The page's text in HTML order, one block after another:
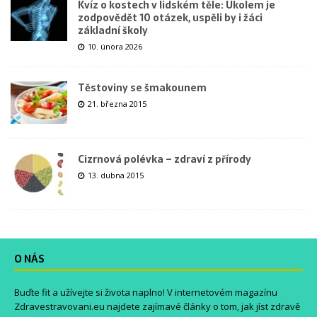
Kvíz o kostech v lidském těle: Úkolem je
zodpovědět 10 otázek, uspěli by i žáci
základní školy
10. února 2026
Těstoviny se šmakounem
21. března 2015
Cizrnová polévka – zdraví z přírody
13. dubna 2015
O NÁS
Buďte fit a užívejte si života naplno! V internetovém magazínu
Zdravestravovani.eu najdete zajímavé články o tom, jak jíst zdravě